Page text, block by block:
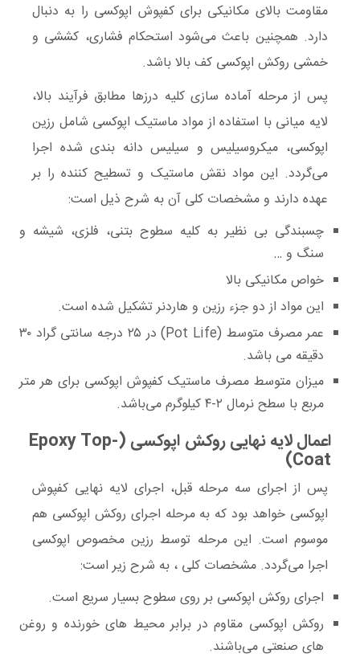
مقاومت بالای مکانیکی برای کفپوش اپوکسی را به دنبال
دارد. همچنین باعث می‌شود استحکام فشاری، کششی و
خمشی روکش اپوکسی کف بالا باشد.
پس از مرحله آماده سازی کلیه درزها مطابق فرآیند بالا،
لایه میانی با استفاده از مواد ماستیک اپوکسی شامل رزین
اپوکسی، میکروسیلیس و سیلیس دانه بندی شده اجرا
می‌گردد. این مواد نقش ماستیک و تسطیح کننده را بر
عهده دارند و مشخصات کلی آن به شرح ذیل است:
چسبندگی بی نظیر به کلیه سطوح بتنی، فلزی، شیشه و
سنگ و …
خواص مکانیکی بالا
این مواد از دو جزء رزین و هاردنر تشکیل شده است.
عمر مصرف متوسط (Pot Life) در ۲۵ درجه سانتی گراد ۳۰
دقیقه می باشد.
میزان متوسط مصرف ماستیک کفپوش اپوکسی برای هر متر
مربع با سطح نرمال ۲-۴ کیلوگرم می‌باشد.
اعمال لایه نهایی روکش اپوکسی (Epoxy Top-
Coat)
پس از اجرای سه مرحله قبل، اجرای لایه نهایی کفپوش‌
اپوکسی خواهد بود که به مرحله اجرای روکش اپوکسی هم
موسوم است. این مرحله توسط رزین مخصوص اپوکسی
اجرا می‌گردد. مشخصات کلی ، به شرح زیر است:
اجرای روکش اپوکسی بر روی سطوح بسیار سریع است.
روکش اپوکسی مقاوم در برابر محیط های خورنده و روغن
های صنعتی می‌باشند.